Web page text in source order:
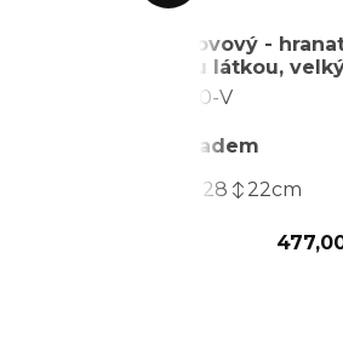
Koš kovový -
s bílou látkou,
černá konstrukce
OV4130-V
Skladem
28 22cm